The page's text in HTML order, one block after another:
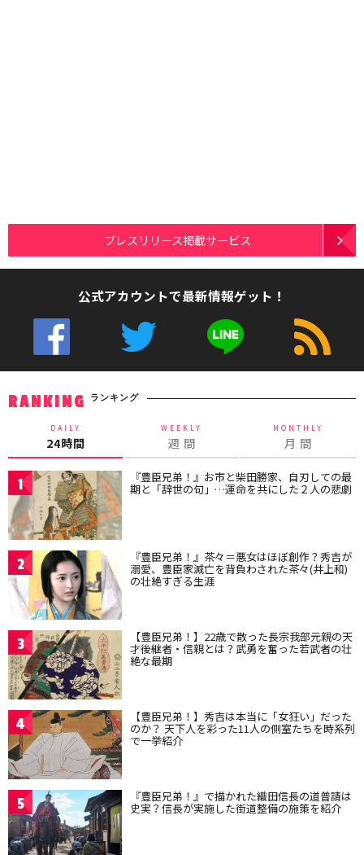
プレスリリース掲載サービス
公式アカウントで最新情報ゲット！
RANKING ランキング
DAILY
24時間
WEEKLY
週 間
MONTHLY
月 間
1 『豊臣兄弟！』お市と柴田勝家、自刃しての最
期と「辞世の句」…運命を共にした２人の悲劇
2 『豊臣兄弟！』茶々＝悪女はほぼ創作？秀吉が
溺愛、豊臣家滅亡を背負わされた茶々(井上和)
の壮絶すぎる生涯
3 【豊臣兄弟！】22歳で散った長宗我部元親の天
才後継者・信親とは？武勇を奮った若武者の壮
絶な最期
4 【豊臣兄弟！】秀吉は本当に「女狂い」だった
のか？ 天下人を彩った11人の側室たちを時系列
で一挙紹介
5 『豊臣兄弟！』で描かれた織田信長の道普請は
史実？信長が実施した街道整備の施策を紹介